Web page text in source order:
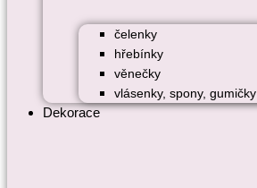
čelenky
hřebínky
věnečky
vlásenky, spony, gumičky
Dekorace